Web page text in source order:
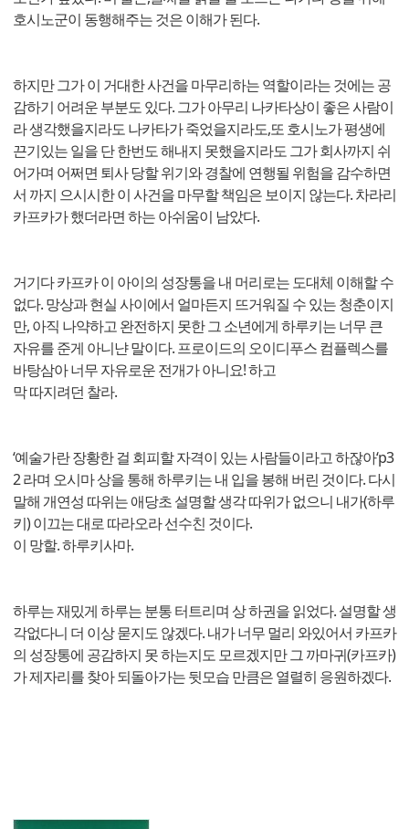
호시노군이 동행해주는 것은 이해가 된다.
하지만 그가 이 거대한 사건을 마무리하는 역할이라는 것에는 공
감하기 어려운 부분도 있다. 그가 아무리 나카타상이 좋은 사람이
라 생각했을지라도 나카타가 죽었을지라도,또 호시노가 평생에
끈기있는 일을 단 한번도 해내지 못했을지라도 그가 회사까지 쉬
어가며 어쩌면 퇴사 당할 위기와 경찰에 연행될 위험을 감수하면
서 까지 으시시한 이 사건을 마무할 책임은 보이지 않는다. 차라리
카프카가 했더라면 하는 아쉬움이 남았다.
거기다 카프카 이 아이의 성장통을 내 머리로는 도대체 이해할 수
없다. 망상과 현실 사이에서 얼마든지 뜨거워질 수 있는 청춘이지
만, 아직 나약하고 완전하지 못한 그 소년에게 하루키는 너무 큰
자유를 준게 아니냔 말이다. 프로이드의 오이디푸스 컴플렉스를
바탕삼아 너무 자유로운 전개가 아니요! 하고
막 따지려던 찰라.
‘예술가란 장황한 걸 회피할 자격이 있는 사람들이라고 하잖아‘p3
2 라며 오시마 상을 통해 하루키는 내 입을 봉해 버린 것이다. 다시
말해 개연성 따위는 애당초 설명할 생각 따위가 없으니 내가(하루
키) 이끄는 대로 따라오라 선수친 것이다.
이 망할. 하루키사마.
하루는 재밌게 하루는 분통 터트리며 상 하권을 읽었다. 설명할 생
각없다니 더 이상 묻지도 않겠다. 내가 너무 멀리 와있어서 카프카
의 성장통에 공감하지 못 하는지도 모르겠지만 그 까마귀(카프카)
가 제자리를 찾아 되돌아가는 뒷모습 만큼은 열렬히 응원하겠다.